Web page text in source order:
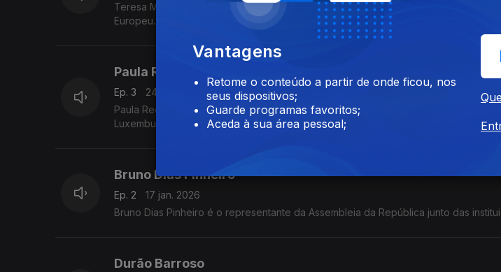
Teresa Mergulhão é chefe da unidade de negócios estrangeiros, segurança,
Europeu.
Paula Redondo Pereira
Ep. 3
24 jan. 2026
Paula Redondo Pereira é chefe das relações governamentais e estratégia
Luxemburgo.
Bruno Dias Pinheiro
Ep. 2
17 jan. 2026
Bruno Dias Pinheiro é o representante da Assembleia da República junto das
Durão Barroso
Vantagens
Retome o conteúdo a partir de onde ficou, nos
seus dispositivos;
Guarde programas favoritos;
Aceda à sua área pessoal;